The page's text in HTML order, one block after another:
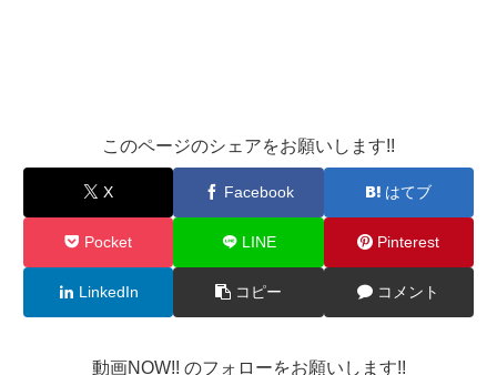
このページのシェアをお願いします!!
X Facebook はてブ
Pocket LINE Pinterest
LinkedIn コピー コメント
動画NOW!! のフォローをお願いします!!